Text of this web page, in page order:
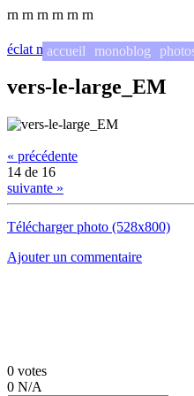
rn rn rn rn rn rn
accueil monoblog
éclat mauve/Un petit grain /La
vers-le-large_EM
« précédente
14 de 16
suivante »
Télécharger photo (528x800)
Ajouter un commentaire
0 votes
0 N/A